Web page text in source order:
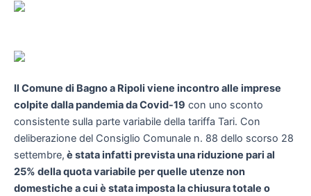
Il Comune di Bagno a Ripoli viene incontro alle imprese
colpite dalla pandemia da Covid-19 con uno sconto
consistente sulla parte variabile della tariffa Tari. Con
deliberazione del Consiglio Comunale n. 88 dello scorso 28
settembre, è stata infatti prevista una riduzione pari al
25% della quota variabile per quelle utenze non
domestiche a cui è stata imposta la chiusura totale o